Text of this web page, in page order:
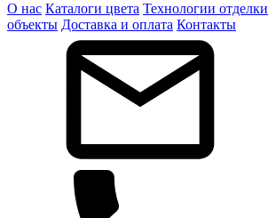
О нас Каталоги цвета Технологии отделки
объекты Доставка и оплата Контакты